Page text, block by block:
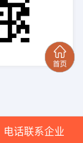
电话联系企业